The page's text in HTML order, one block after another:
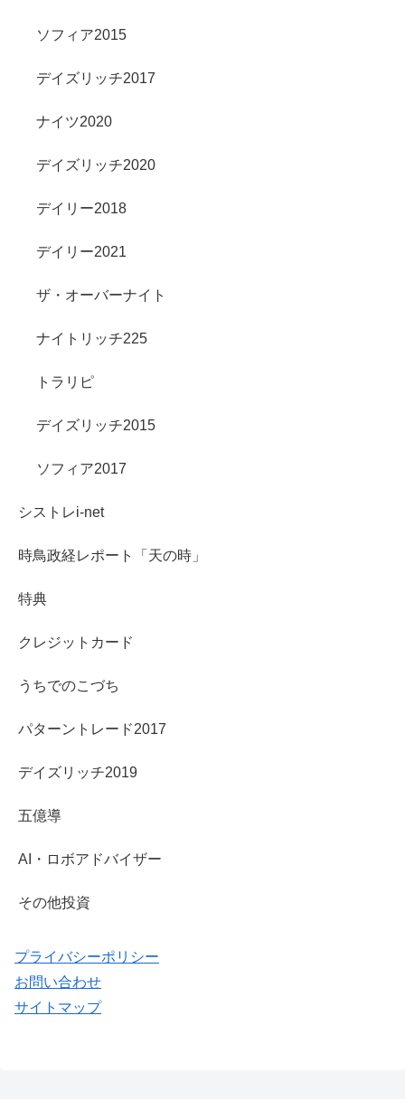
ソフィア2015
デイズリッチ2017
ナイツ2020
デイズリッチ2020
デイリー2018
デイリー2021
ザ・オーバーナイト
ナイトリッチ225
トラリピ
デイズリッチ2015
ソフィア2017
シストレi-net
時鳥政経レポート「天の時」
特典
クレジットカード
うちでのこづち
パターントレード2017
デイズリッチ2019
五億導
AI・ロボアドバイザー
その他投資
プライバシーポリシー
お問い合わせ
サイトマップ